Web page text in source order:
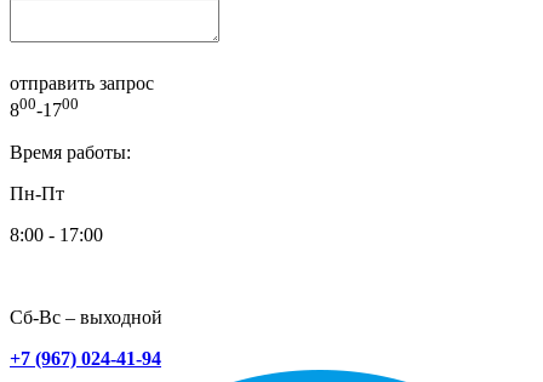
отправить запрос
800-1700
Время работы:
Пн-Пт
8:00 - 17:00
Сб-Вс – выходной
+7 (967) 024-41-94